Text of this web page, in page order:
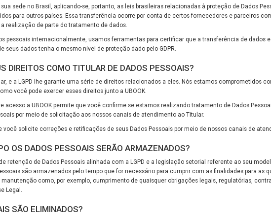
sua sede no Brasil, aplicando-se, portanto, as leis brasileiras relacionadas à proteção de Dados
para outros países. Essa transferência ocorre por conta de certos fornecedores e parceiros
realização de parte do tratamento de dados.
pessoais internacionalmente, usamos ferramentas para certificar que a transferência de dados
seus dados tenha o mesmo nível de proteção dado pelo GDPR.
DIREITOS COMO TITULAR DE DADOS PESSOAIS?
e a LGPD lhe garante uma série de direitos relacionados a eles. Nós estamos comprometidos
você pode exercer esses direitos junto a UBOOK.
acesso a UBOOK permite que você confirme se estamos realizando tratamento de Dados
por meio de solicitação aos nossos canais de atendimento ao Titular.
você solicite correções e retificações de seus Dados Pessoais por meio de nossos canais de
OS DADOS PESSOAIS SERÃO ARMAZENADOS?
retenção de Dados Pessoais alinhada com a LGPD e a legislação setorial referente ao seu
são armazenados pelo tempo que for necessário para cumprir com as finalidades para as
como, por exemplo, cumprimento de quaisquer obrigações legais, regulatórias,
Legal.
SÃO ELIMINADOS?